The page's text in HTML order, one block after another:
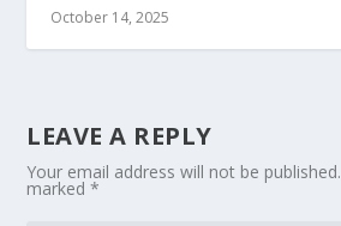
October 14, 2025
LEAVE A REPLY
Your email address will not be published.
marked*